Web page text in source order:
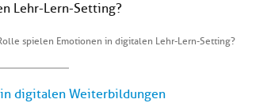
Lehr-Lern-Setting?
spielen Emotionen in digitalen Lehr-Lern-Setting?
digitalen Weiterbildungen